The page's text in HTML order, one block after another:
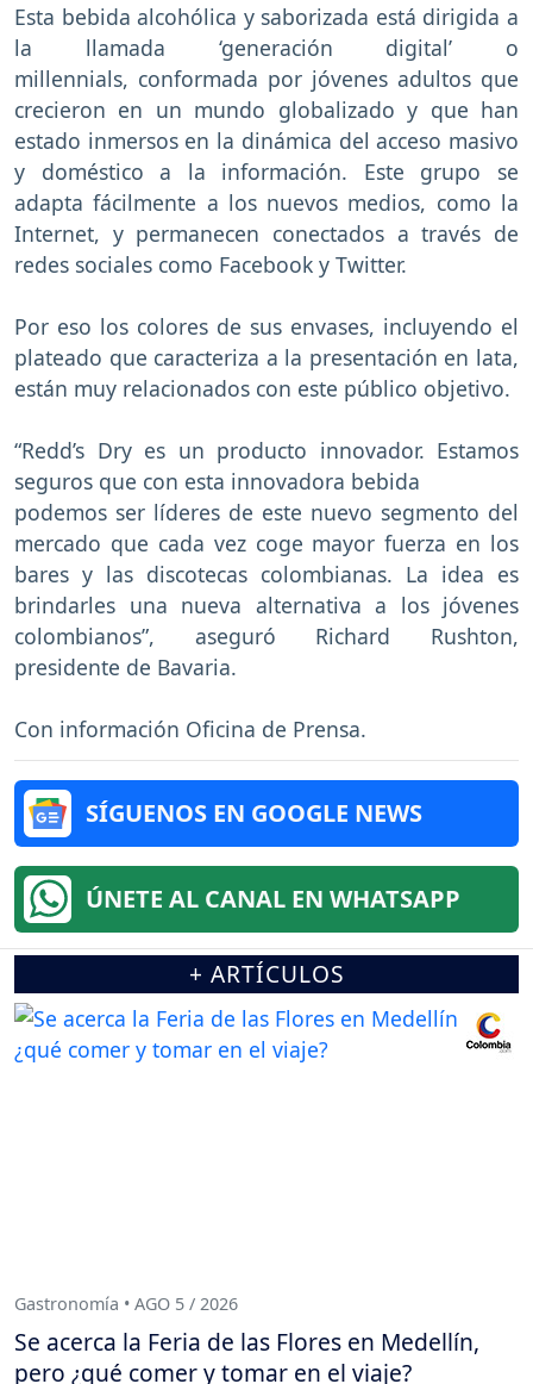
Esta bebida alcohólica y saborizada está dirigida a
la llamada ‘generación digital’ o
millennials, conformada por jóvenes adultos que
crecieron en un mundo globalizado y que han
estado inmersos en la dinámica del acceso masivo
y doméstico a la información. Este grupo se
adapta fácilmente a los nuevos medios, como la
Internet, y permanecen conectados a través de
redes sociales como Facebook y Twitter.
Por eso los colores de sus envases, incluyendo el
plateado que caracteriza a la presentación en lata,
están muy relacionados con este público objetivo.
“Redd’s Dry es un producto innovador. Estamos
seguros que con esta innovadora bebida
podemos ser líderes de este nuevo segmento del
mercado que cada vez coge mayor fuerza en los
bares y las discotecas colombianas. La idea es
brindarles una nueva alternativa a los jóvenes
colombianos”, aseguró Richard Rushton,
presidente de Bavaria.
Con información Oficina de Prensa.
SÍGUENOS EN GOOGLE NEWS
ÚNETE AL CANAL EN WHATSAPP
+ ARTÍCULOS
Gastronomía • AGO 5 / 2026
Se acerca la Feria de las Flores en Medellín,
pero ¿qué comer y tomar en el viaje?